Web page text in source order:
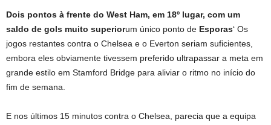
Dois pontos à frente do West Ham, em 18º lugar, com um
saldo de gols muito superiorum único ponto de Esporas‘ Os
jogos restantes contra o Chelsea e o Everton seriam suficientes,
embora eles obviamente tivessem preferido ultrapassar a meta em
grande estilo em Stamford Bridge para aliviar o ritmo no início do
fim de semana.
E nos últimos 15 minutos contra o Chelsea, parecia que a equipa